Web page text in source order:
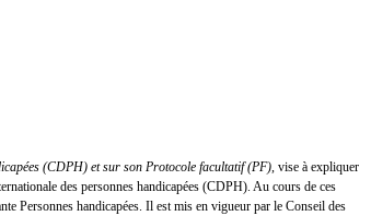
(CDPH) et sur son Protocole facultatif (PF) , vise à expliquer
des personnes handicapées (CDPH). Au cours de ces
Personnes handicapées. Il est mis en vigueur par le Conseil des